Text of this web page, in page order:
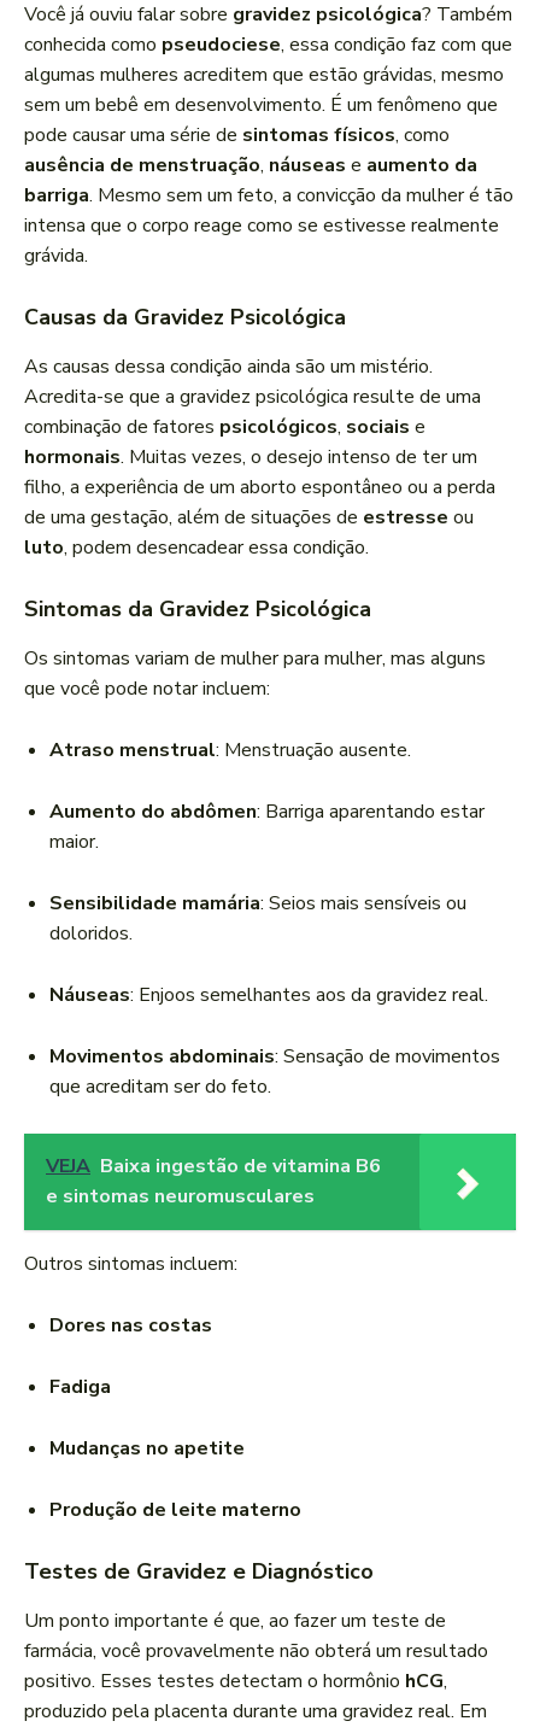
á
u
d
i
o
Você já ouviu falar sobre gravidez psicológica? Também
conhecida como pseudociese, essa condição faz com que
algumas mulheres acreditem que estão grávidas, mesmo
sem um bebê em desenvolvimento. É um fenômeno que
pode causar uma série de sintomas físicos, como
ausência de menstruação, náuseas e aumento da
barriga. Mesmo sem um feto, a convicção da mulher é tão
intensa que o corpo reage como se estivesse realmente
grávida.
Causas da Gravidez Psicológica
As causas dessa condição ainda são um mistério.
Acredita-se que a gravidez psicológica resulte de uma
combinação de fatores psicológicos, sociais e
hormonais. Muitas vezes, o desejo intenso de ter um
filho, a experiência de um aborto espontâneo ou a perda
de uma gestação, além de situações de estresse ou
luto, podem desencadear essa condição.
Sintomas da Gravidez Psicológica
Os sintomas variam de mulher para mulher, mas alguns
que você pode notar incluem:
Atraso menstrual: Menstruação ausente.
Aumento do abdômen: Barriga aparentando estar
maior.
Sensibilidade mamária: Seios mais sensíveis ou
doloridos.
Náuseas: Enjoos semelhantes aos da gravidez real.
Movimentos abdominais: Sensação de movimentos
que acreditam ser do feto.
VEJA Baixa ingestão de vitamina B6
e sintomas neuromusculares
Outros sintomas incluem:
Dores nas costas
Fadiga
Mudanças no apetite
Produção de leite materno
Testes de Gravidez e Diagnóstico
Um ponto importante é que, ao fazer um teste de
farmácia, você provavelmente não obterá um resultado
positivo. Esses testes detectam o hormônio hCG,
produzido pela placenta durante uma gravidez real. Em